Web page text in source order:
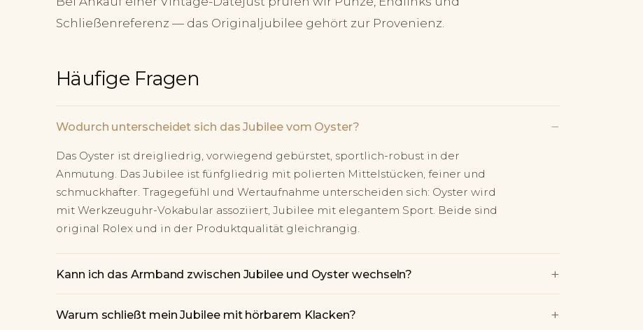
Schließenreferenz — das Originaljubilee gehört zur Provenienz.
Häufige Fragen
Wodurch unterscheidet sich das Jubilee vom Oyster? −
Das Oyster ist dreigliedrig, vorwiegend gebürstet, sportlich-robust in der
Anmutung. Das Jubilee ist fünfgliedrig mit polierten Mittelstücken, feiner und
schmuckhafter. Tragegefühl und Wertaufnahme unterscheiden sich: Oyster wird
mit Werkzeuguhr-Vokabular assoziiert, Jubilee mit elegantem Sport. Beide sind
original Rolex und in der Produktqualität gleichrangig.
Kann ich das Armband zwischen Jubilee und Oyster wechseln? +
Warum schließt mein Jubilee mit hörbarem Klacken? +